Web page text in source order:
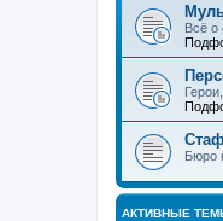
Всё о
Бюро
АКТИВНЫЕ